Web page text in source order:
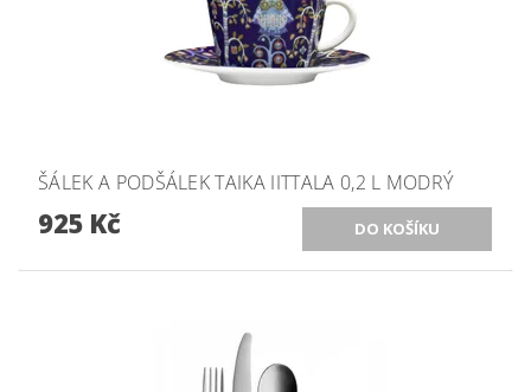
ŠÁLEK A PODŠÁLEK TAIKA IITTALA 0,2 L MODRÝ
925 Kč